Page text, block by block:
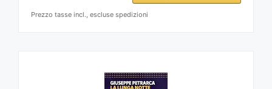
Prezzo tasse incl., escluse spedizioni